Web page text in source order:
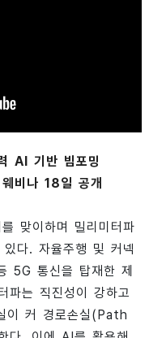
AI 기반 빔포밍
비나 18일 공개
맞이하며 밀리미터파
다. 자율주행 및 커넥
5G 통신을 탑재한 제
파는 직진성이 강하고
이 커 경로손실(Path